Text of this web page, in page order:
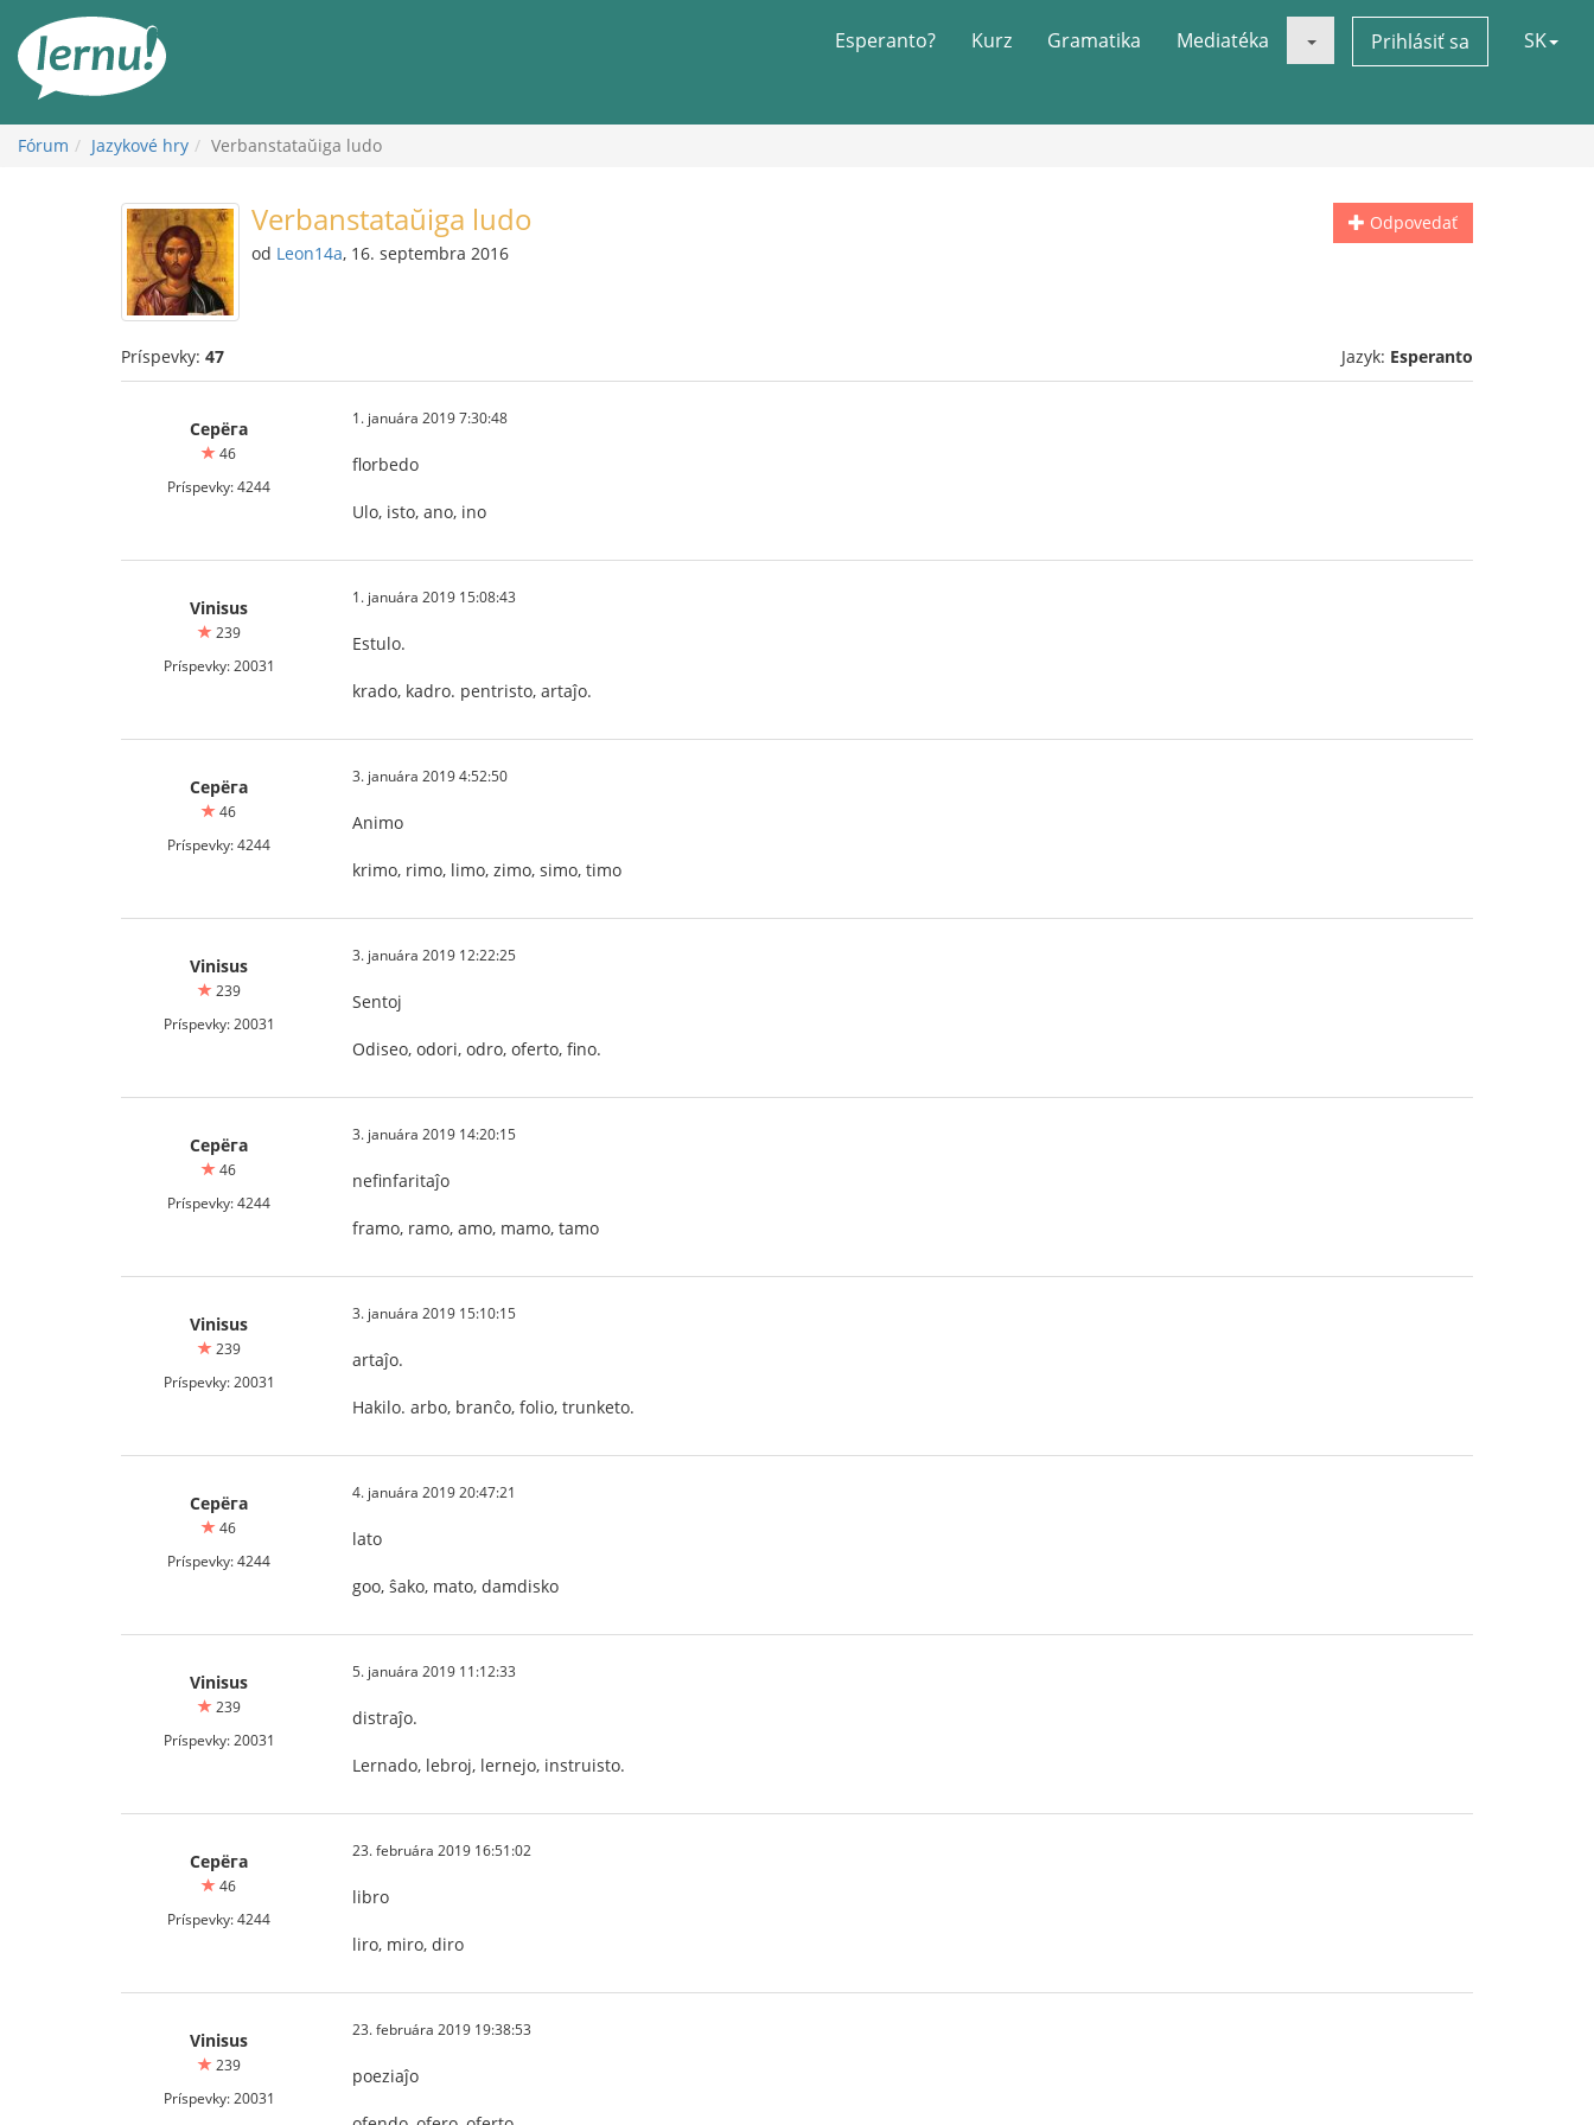
obsah
Esperanto? Kurz Gramatika Mediatéka Prihlásiť sa SK
Fórum Jazykové hry Verbanstataŭiga ludo
Odpovedať
Verbanstataŭiga ludo
od Leon14a, 16. septembra 2016
Príspevky: 47 Jazyk: Esperanto
Серёга
46
Príspevky: 4244
1. januára 2019 7:30:48
florbedo
Ulo, isto, ano, ino
Vinisus
239
Príspevky: 20031
1. januára 2019 15:08:43
Estulo.
krado, kadro. pentristo, artaĵo.
Серёга
46
Príspevky: 4244
3. januára 2019 4:52:50
Animo
krimo, rimo, limo, zimo, simo, timo
Vinisus
239
Príspevky: 20031
3. januára 2019 12:22:25
Sentoj
Odiseo, odori, odro, oferto, fino.
Серёга
46
Príspevky: 4244
3. januára 2019 14:20:15
nefinfaritaĵo
framo, ramo, amo, mamo, tamo
Vinisus
239
Príspevky: 20031
3. januára 2019 15:10:15
artaĵo.
Hakilo. arbo, branĉo, folio, trunketo.
Серёга
46
Príspevky: 4244
4. januára 2019 20:47:21
lato
goo, ŝako, mato, damdisko
Vinisus
239
Príspevky: 20031
5. januára 2019 11:12:33
distraĵo.
Lernado, lebroj, lernejo, instruisto.
Серёга
46
Príspevky: 4244
23. februára 2019 16:51:02
libro
liro, miro, diro
Vinisus
239
Príspevky: 20031
23. februára 2019 19:38:53
poeziaĵo